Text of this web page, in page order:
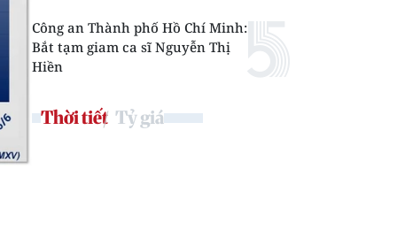
Công an Thành phố Hồ Chí Minh:
Bắt tạm giam ca sĩ Nguyễn Thị
Hiền
Thời tiết Tỷ giá